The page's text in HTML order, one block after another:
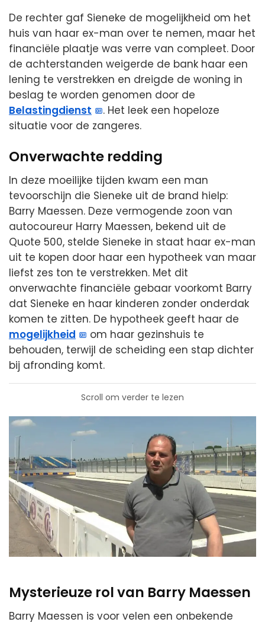
De rechter gaf Sieneke de mogelijkheid om het
huis van haar ex-man over te nemen, maar het
financiële plaatje was verre van compleet. Door
de achterstanden weigerde de bank haar een
lening te verstrekken en dreigde de woning in
beslag te worden genomen door de
Belastingdienst
. Het leek een hopeloze
situatie voor de zangeres.
Onverwachte redding
In deze moeilijke tijden kwam een man
tevoorschijn die Sieneke uit de brand hielp:
Barry Maessen. Deze vermogende zoon van
autocoureur Harry Maessen, bekend uit de
Quote 500, stelde Sieneke in staat haar ex-man
uit te kopen door haar een hypotheek van maar
liefst zes ton te verstrekken. Met dit
onverwachte financiële gebaar voorkomt Barry
dat Sieneke en haar kinderen zonder onderdak
komen te zitten. De hypotheek geeft haar de
mogelijkheid
om haar gezinshuis te
behouden, terwijl de scheiding een stap dichter
bij afronding komt.
Scroll om verder te lezen
Mysterieuze rol van Barry Maessen
Barry Maessen is voor velen een onbekende